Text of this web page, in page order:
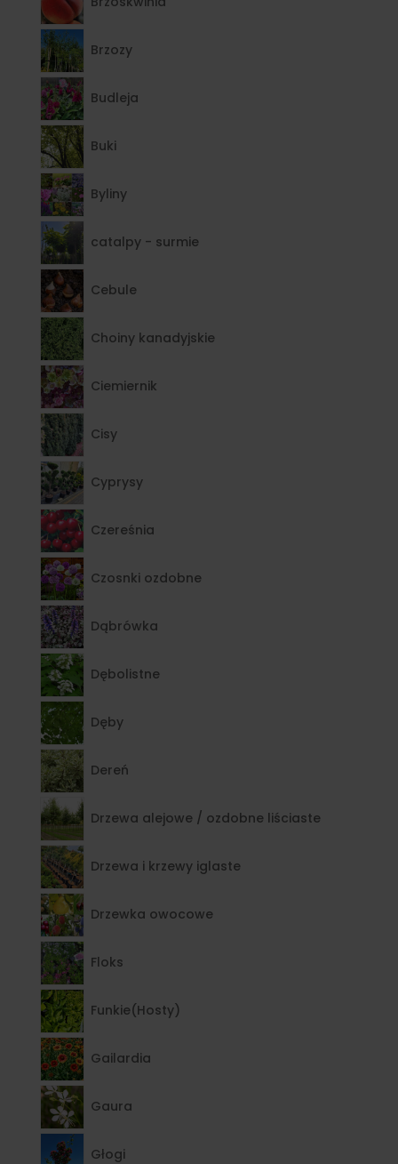
Brzozy
Budleja
Buki
Byliny
catalpy - surmie
Cebule
Choiny kanadyjskie
Ciemiernik
Cisy
Cyprysy
Czereśnia
Czosnki ozdobne
Dąbrówka
Dębolistne
Dęby
Dereń
Drzewa alejowe / ozdobne liściaste
Drzewa i krzewy iglaste
Drzewka owocowe
Floks
Funkie(Hosty)
Gailardia
Gaura
Głogi